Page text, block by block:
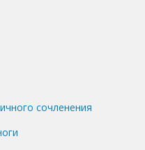
сочленения